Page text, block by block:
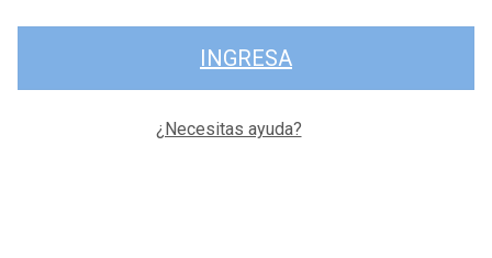
INGRESA
¿Necesitas ayuda?